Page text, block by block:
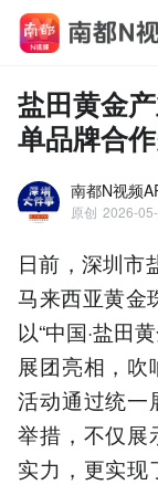
盐田黄金
单品牌合
南都N视频
原创 2026-
日前，深圳市
马来西亚黄金
以“中国·盐田
展团亮相，
活动通过统一
举措，不仅展
实力，更实现